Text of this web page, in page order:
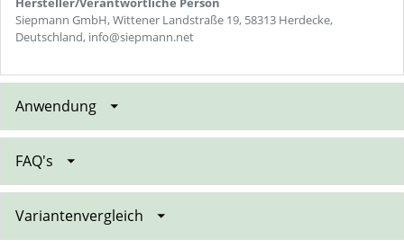
Siepmann GmbH, Wittener Landstraße 19, 58313 Herdecke,
Deutschland, info@siepmann.net
Anwendung
FAQ's
Variantenvergleich